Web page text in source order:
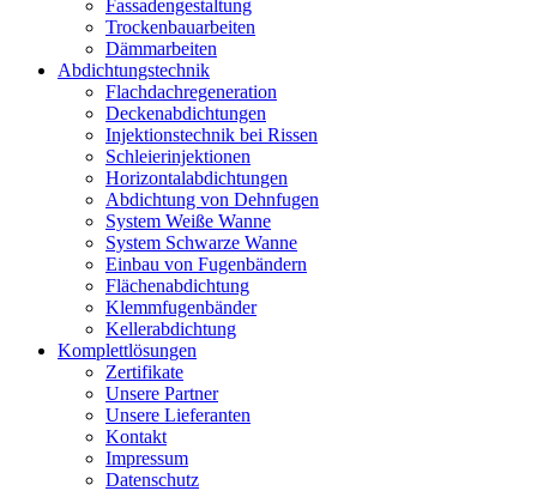
Fassadengestaltung
Trockenbauarbeiten
Dämmarbeiten
Abdichtungstechnik
Flachdachregeneration
Deckenabdichtungen
Injektionstechnik bei Rissen
Schleierinjektionen
Horizontalabdichtungen
Abdichtung von Dehnfugen
System Weiße Wanne
System Schwarze Wanne
Einbau von Fugenbändern
Flächenabdichtung
Klemmfugenbänder
Kellerabdichtung
Komplettlösungen
Zertifikate
Unsere Partner
Unsere Lieferanten
Kontakt
Impressum
Datenschutz